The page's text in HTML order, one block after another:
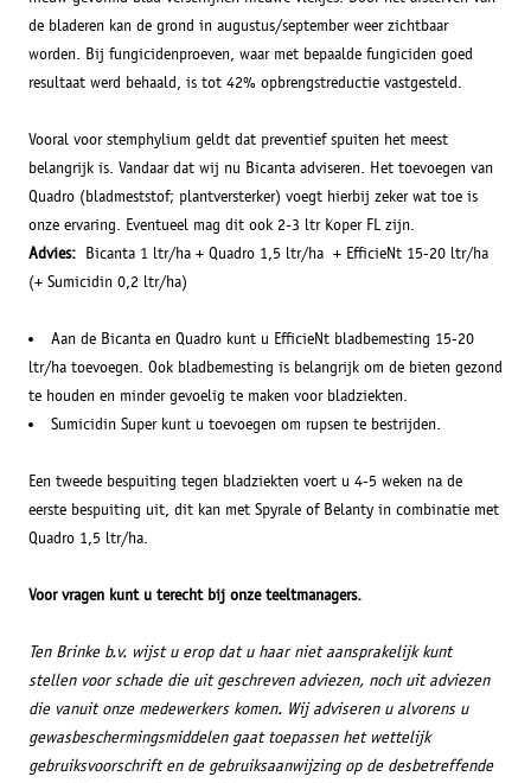
de bladeren kan de grond in augustus/september weer zichtbaar
worden. Bij fungicidenproeven, waar met bepaalde fungiciden goed
resultaat werd behaald, is tot 42% opbrengstreductie vastgesteld.
Vooral voor stemphylium geldt dat preventief spuiten het meest
belangrijk is. Vandaar dat wij nu Bicanta adviseren. Het toevoegen van
Quadro (bladmeststof; plantversterker) voegt hierbij zeker wat toe is
onze ervaring. Eventueel mag dit ook 2-3 ltr Koper FL zijn.
Advies: Bicanta 1 ltr/ha + Quadro 1,5 ltr/ha + EfficieNt 15-20 ltr/ha
(+ Sumicidin 0,2 ltr/ha)
Aan de Bicanta en Quadro kunt u EfficieNt bladbemesting 15-20
ltr/ha toevoegen. Ook bladbemesting is belangrijk om de bieten gezond
te houden en minder gevoelig te maken voor bladziekten.
Sumicidin Super kunt u toevoegen om rupsen te bestrijden.
Een tweede bespuiting tegen bladziekten voert u 4-5 weken na de
eerste bespuiting uit, dit kan met Spyrale of Belanty in combinatie met
Quadro 1,5 ltr/ha.
Voor vragen kunt u terecht bij onze teeltmanagers.
Ten Brinke b.v. wijst u erop dat u haar niet aansprakelijk kunt
stellen voor schade die uit geschreven adviezen, noch uit adviezen
die vanuit onze medewerkers komen. Wij adviseren u alvorens u
gewasbeschermingsmiddelen gaat toepassen het wettelijk
gebruiksvoorschrift en de gebruiksaanwijzing op de desbetreffende